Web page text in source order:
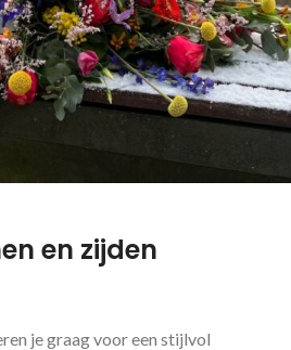
en zijden
je graag voor een stijlvol